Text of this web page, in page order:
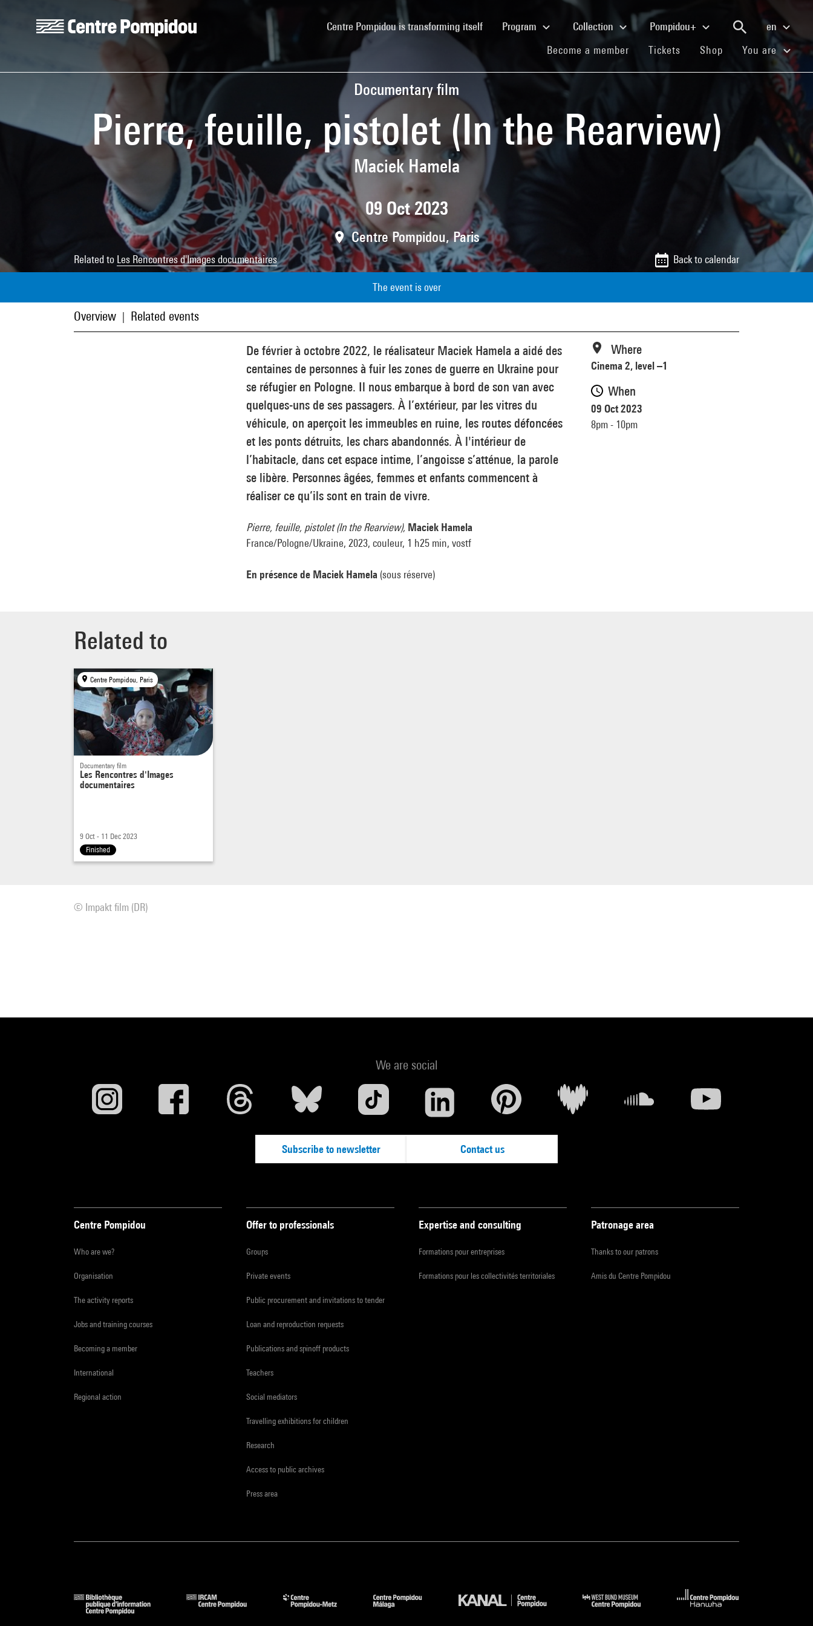
Centre Pompidou
Centre Pompidou is transforming itself(current)Program Collection Pompidou+
en
Become a member (current)
Tickets (current)
Shop (current)You are
Documentary film
Pierre, feuille, pistolet (In the Rearview)
Maciek Hamela
09 Oct 2023
Centre Pompidou, Paris
Related to Les Rencontres d'Images documentaires Back to calendar
The event is over
Overview Related events
De février à octobre 2022, le réalisateur Maciek Hamela a aidé des
centaines de personnes à fuir les zones de guerre en Ukraine pour
se réfugier en Pologne. Il nous embarque à bord de son van avec
quelques-uns de ses passagers. À l’extérieur, par les vitres du
véhicule, on aperçoit les immeubles en ruine, les routes défoncées
et les ponts détruits, les chars abandonnés. À l'intérieur de
l’habitacle, dans cet espace intime, l’angoisse s’atténue, la parole
se libère. Personnes âgées, femmes et enfants commencent à
réaliser ce qu’ils sont en train de vivre.
Pierre, feuille, pistolet (In the Rearview), Maciek Hamela
France/Pologne/Ukraine, 2023, couleur, 1 h25 min, vostf
En présence de Maciek Hamela (sous réserve)
Where
Cinema 2, level –1
When
09 Oct 2023
8pm - 10pm
Related to
Centre Pompidou, Paris
Documentary film
Les Rencontres d'Images
documentaires
9 Oct - 11 Dec 2023
Finished
© Impakt film (DR)
We are social
Subscribe to newsletter Contact us
Centre Pompidou
Who are we?
Organisation
The activity reports
Jobs and training courses
Becoming a member
International
Regional action
Offer to professionals
Groups
Private events
Public procurement and invitations to tender
Loan and reproduction requests
Publications and spinoff products
Teachers
Social mediators
Travelling exhibitions for children
Research
Access to public archives
Press area
Expertise and consulting
Formations pour entreprises
Formations pour les collectivités territoriales
Patronage area
Thanks to our patrons
Amis du Centre Pompidou